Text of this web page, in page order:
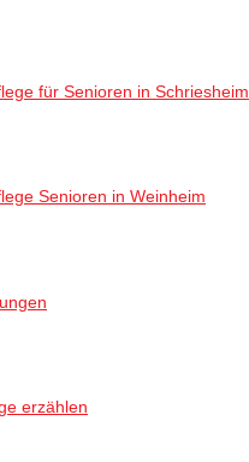
für Senioren in Schriesheim
Senioren in Weinheim
erzählen